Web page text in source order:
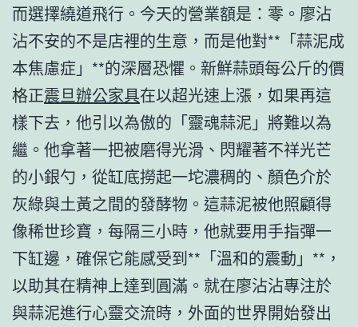
而選擇繞道飛行。今天的營業額是：零。廖沾
沾不安的不是店裡的生意，而是他對**「蒜泥成
本焦慮症」**的深層恐懼。新鮮蒜頭每公斤的價
格正震旦辦公家具在以超光速上漲，如果再這
樣下去，他引以為傲的「靈魂蒜泥」將難以為
繼。他拿著一把被磨得光滑、閃耀著不祥光芒
的小銀勺，從缸底撈起一坨濃稠的、顏色介於
灰綠與土黃之間的發酵物。這蒜泥被他照顧得
像稀世珍寶，每隔三小時，他就要用手指彈一
下缸邊，確保它能感受到**「溫和的震動」**，
以助其在精神上達到圓滿。就在廖沾沾專注於
與蒜泥進行心靈交流時，外面的世界開始發出